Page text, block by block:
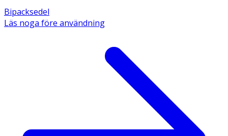
Bipacksedel
Läs noga före användning